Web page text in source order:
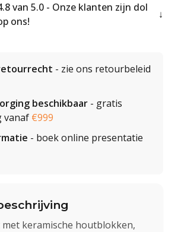
van 5.0 - Onze klanten zijn dol
ons!
- zie ons retourbeleid
beschikbaar - gratis
vanaf €999
- boek online presentatie
keramische houtblokken,